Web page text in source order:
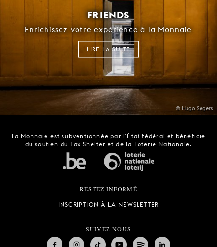
© Hugo Segers
FRIENDS
Enrichissez votre expérience à la Monnaie
LIRE LA SUITE
La Monnaie est subventionnée par l'État fédéral et bénéficie
du soutien du Tax Shelter et de la Loterie Nationale.
RESTEZ INFORMÉ
INSCRIPTION À LA NEWSLETTER
SUIVEZ-NOUS